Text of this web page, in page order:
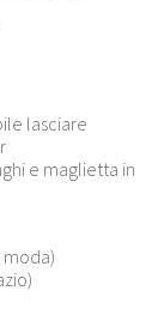
lasciare
e maglietta in